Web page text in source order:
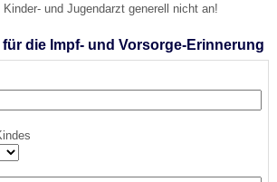
und Jugendarzt generell nicht an!
die Impf- und Vorsorge-Erinnerung